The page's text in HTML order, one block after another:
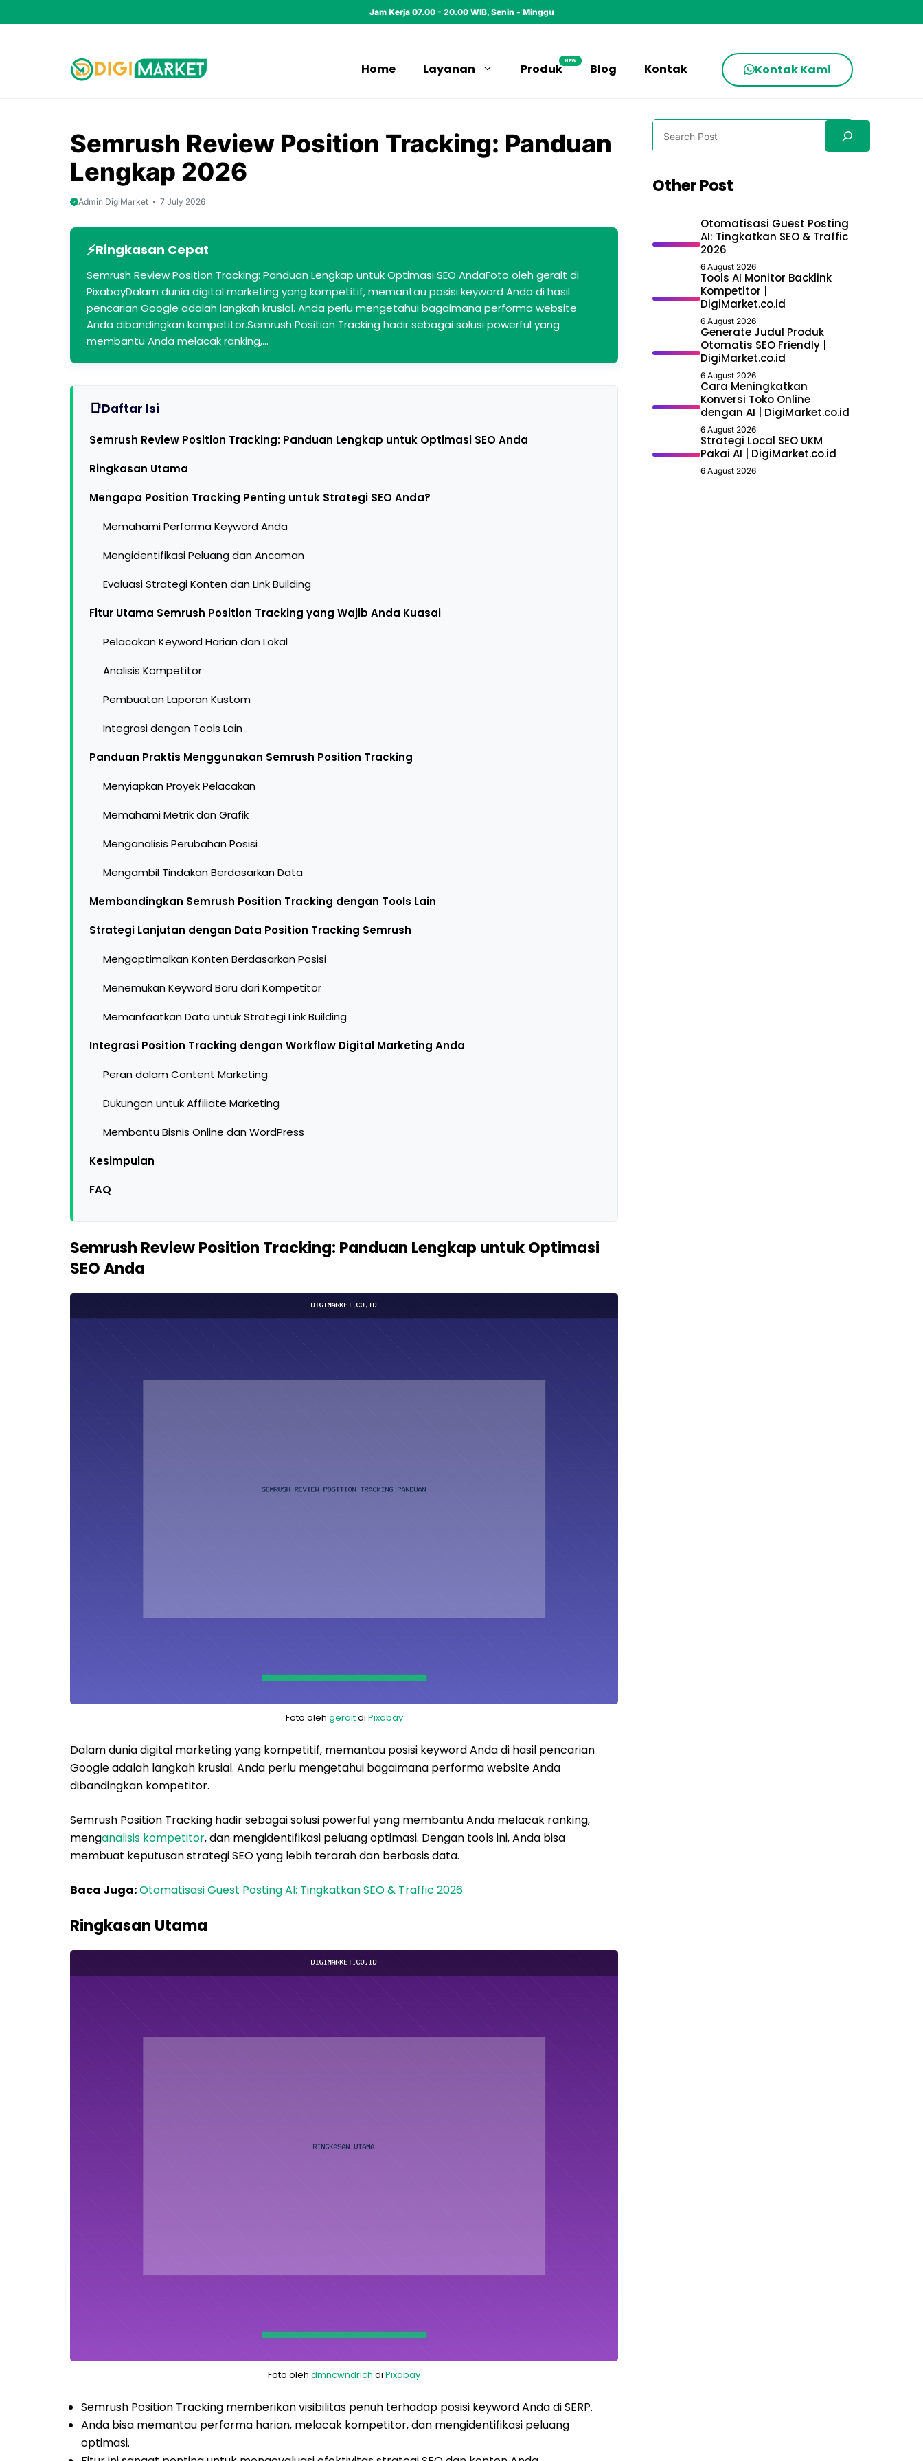
to
Jam Kerja 07.00 - 20.00 WIB, Senin - Minggu
Home Layanan Produk
NEW
Blog Kontak Kontak Kami
Semrush Review Position Tracking: Panduan
Lengkap 2026
Admin DigiMarket 7 July 2026
Ringkasan Cepat
Semrush Review Position Tracking: Panduan Lengkap untuk Optimasi SEO AndaFoto oleh geralt di
PixabayDalam dunia digital marketing yang kompetitif, memantau posisi keyword Anda di hasil
pencarian Google adalah langkah krusial. Anda perlu mengetahui bagaimana performa website
Anda dibandingkan kompetitor.Semrush Position Tracking hadir sebagai solusi powerful yang
membantu Anda melacak ranking,…
Daftar Isi
Semrush Review Position Tracking: Panduan Lengkap untuk Optimasi SEO Anda
Ringkasan Utama
Mengapa Position Tracking Penting untuk Strategi SEO Anda?
Memahami Performa Keyword Anda
Mengidentifikasi Peluang dan Ancaman
Evaluasi Strategi Konten dan Link Building
Fitur Utama Semrush Position Tracking yang Wajib Anda Kuasai
Pelacakan Keyword Harian dan Lokal
Analisis Kompetitor
Pembuatan Laporan Kustom
Integrasi dengan Tools Lain
Panduan Praktis Menggunakan Semrush Position Tracking
Menyiapkan Proyek Pelacakan
Memahami Metrik dan Grafik
Menganalisis Perubahan Posisi
Mengambil Tindakan Berdasarkan Data
Membandingkan Semrush Position Tracking dengan Tools Lain
Strategi Lanjutan dengan Data Position Tracking Semrush
Mengoptimalkan Konten Berdasarkan Posisi
Menemukan Keyword Baru dari Kompetitor
Memanfaatkan Data untuk Strategi Link Building
Integrasi Position Tracking dengan Workflow Digital Marketing Anda
Peran dalam Content Marketing
Dukungan untuk Affiliate Marketing
Membantu Bisnis Online dan WordPress
Kesimpulan
FAQ
Semrush Review Position Tracking: Panduan Lengkap untuk Optimasi
SEO Anda
Foto oleh geraltdi Pixabay
Dalam dunia digital marketing yang kompetitif, memantau posisi keyword Anda di hasil pencarian
Google adalah langkah krusial. Anda perlu mengetahui bagaimana performa website Anda
dibandingkan kompetitor.
Semrush Position Tracking hadir sebagai solusi powerful yang membantu Anda melacak ranking,
menganalisis kompetitor, dan mengidentifikasi peluang optimasi. Dengan tools ini, Anda bisa
membuat keputusan strategi SEO yang lebih terarah dan berbasis data.
Baca Juga:Otomatisasi Guest Posting AI: Tingkatkan SEO & Traffic 2026
Ringkasan Utama
Foto oleh dmncwndrlch di Pixabay
Semrush Position Tracking memberikan visibilitas penuh terhadap posisi keyword Anda di SERP.
Anda bisa memantau performa harian, melacak kompetitor, dan mengidentifikasi peluang
optimasi.
Search
Other Post
Otomatisasi Guest Posting
AI: Tingkatkan SEO & Traffic
2026
6 August 2026
Tools AI Monitor Backlink
Kompetitor |
DigiMarket.co.id
6 August 2026
Generate Judul Produk
Otomatis SEO Friendly |
DigiMarket.co.id
6 August 2026
Cara Meningkatkan
Konversi Toko Online
dengan AI | DigiMarket.co.id
6 August 2026
Strategi Local SEO UKM
Pakai AI | DigiMarket.co.id
6 August 2026